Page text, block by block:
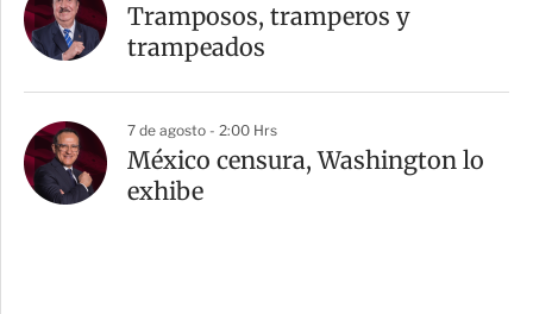
Tramposos, tramperos y
trampeados
7 de agosto - 2:00 Hrs
México censura, Washington lo
exhibe